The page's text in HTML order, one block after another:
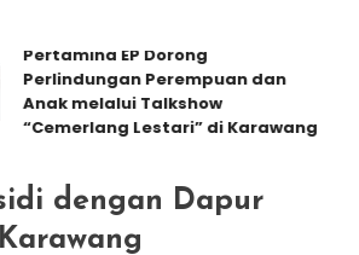
Pertamina EP Dorong
Perlindungan Perempuan dan
Anak melalui Talkshow
“Cemerlang Lestari” di Karawang
dengan Dapur